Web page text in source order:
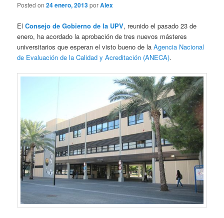
Posted on24 enero, 2013porAlex
ElConsejo de Gobierno de la UPV, reunido el pasado 23 de
enero, ha acordado la aprobación de tres nuevos másteres
universitarios que esperan el visto bueno de laAgencia Nacional
de Evaluación de la Calidad y Acreditación (ANECA).